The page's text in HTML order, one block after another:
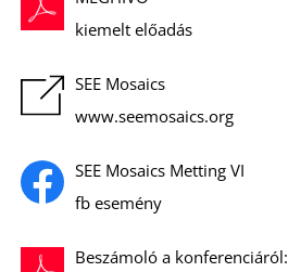
kiemelt előadás
SEE Mosaics
www.seemosaics.org
SEE Mosaics Metting VI
fb esemény
Beszámoló a konferenciáról: